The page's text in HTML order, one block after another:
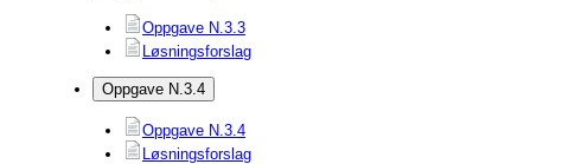
Oppgave N.3.3
Løsningsforslag
Oppgave N.3.4
Oppgave N.3.4
Løsningsforslag